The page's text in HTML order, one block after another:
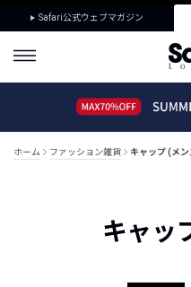
Safari公式ウェブマガジン
ホーム ファッション雑貨 キャップ (メン
キャッ